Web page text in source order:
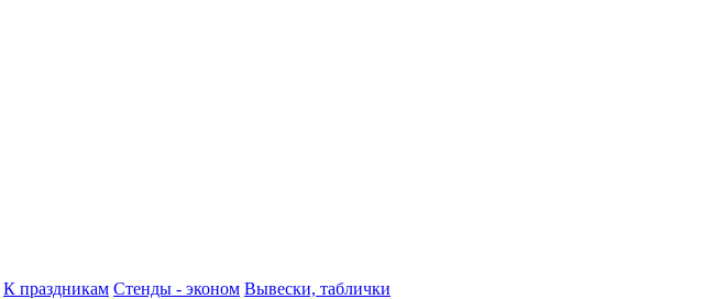
К праздникам Стенды - эконом Вывески, таблички